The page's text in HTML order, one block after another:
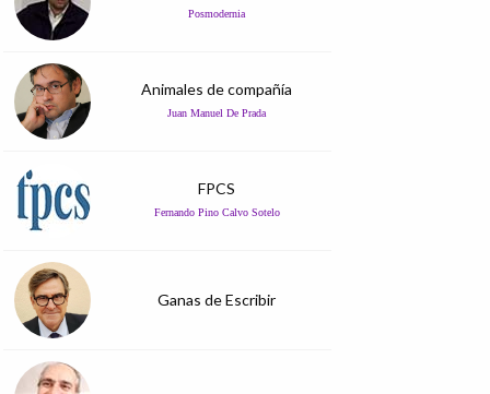
Posmodernia
Animales de compañía
Juan Manuel De Prada
FPCS
Fernando Pino Calvo Sotelo
Ganas de Escribir